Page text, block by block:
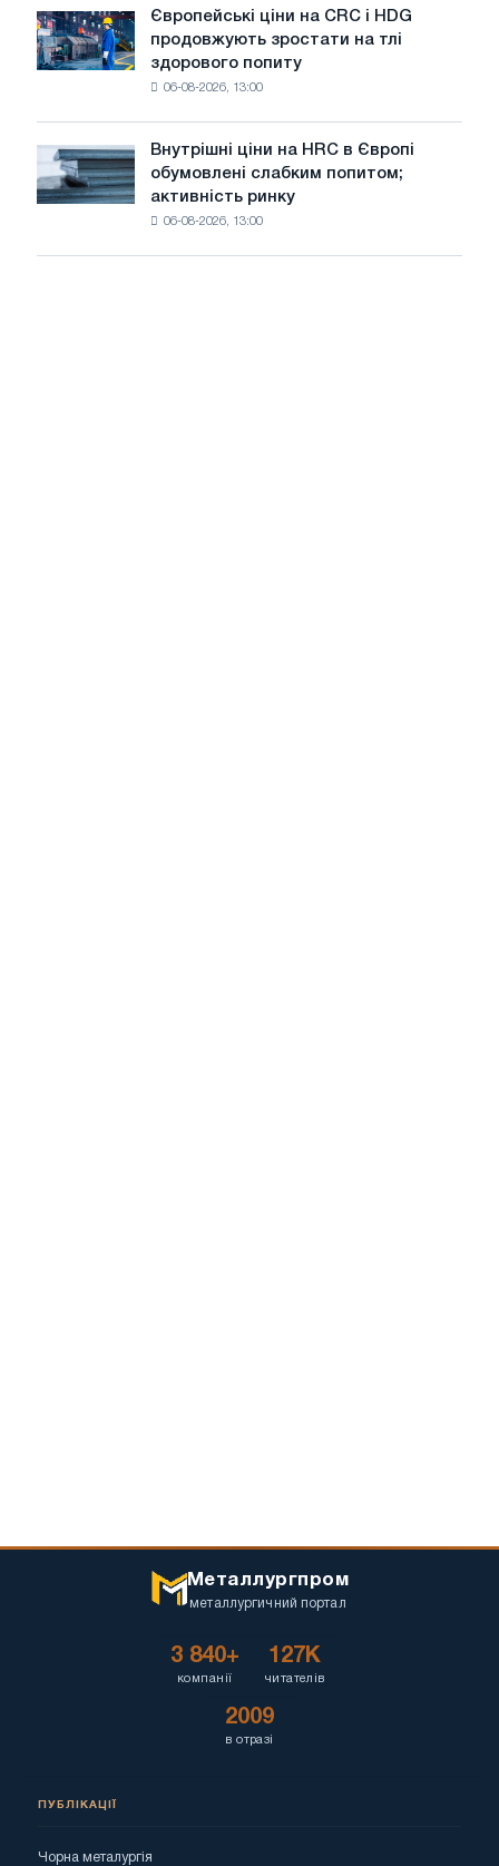
зростання
цін
нову
ріжучу
машину
Європейські
ціни
на
продовжують
зростати
на
здорового
Європейські ціни на CRC і HDG
продовжують зростати на тлі
здорового попиту
06-08-2026, 13:00
Внутрішні
ціни
на
Внутрішні ціни на HRC в Європі
обумовлені слабким попитом;
активність ринку
06-08-2026, 13:00
Металлургпром
металлургичний портал
3 840+
компанії
127K
читателів
2009
в отразі
ПУБЛІКАЦІЇ
Чорна металургія